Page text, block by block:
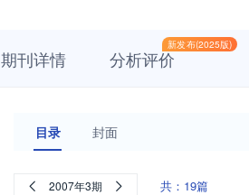
期刊详情
新发布(2025版)
分析评价
目录 封面
2007年3期 共：19篇